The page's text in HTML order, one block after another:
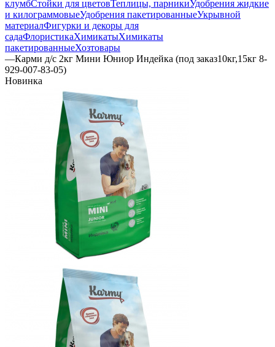
клумбСтойки для цветовТеплицы, парникиУдобрения жидкие
и килограммовыеУдобрения пакетированныеУкрывной
материалФигурки и декоры для
садаФлористикаХимикатыХимикаты
пакетированныеХозтовары
—Карми д/с 2кг Мини Юниор Индейка (под заказ10кг,15кг 8-
929-007-83-05)
Новинка